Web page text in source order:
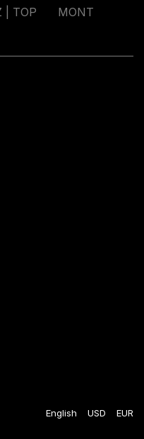
| TOP
MONT
English USD EUR